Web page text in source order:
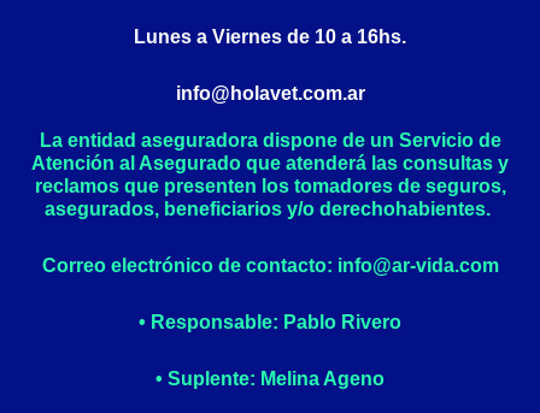
Lunes a Viernes de 10 a 16hs.
info@holavet.com.ar
La entidad aseguradora dispone de un Servicio de
Atención al Asegurado que atenderá las consultas y
reclamos que presenten los tomadores de seguros,
asegurados, beneficiarios y/o derechohabientes.
Correo electrónico de contacto: info@ar-vida.com
• Responsable: Pablo Rivero
• Suplente: Melina Ageno